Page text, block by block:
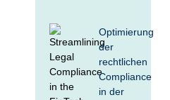
Optimierung
der
rechtlichen
Compliance
in der